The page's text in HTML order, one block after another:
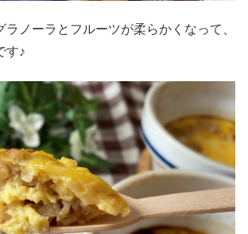
ノーラとフルーツが柔らかくなって、
す♪